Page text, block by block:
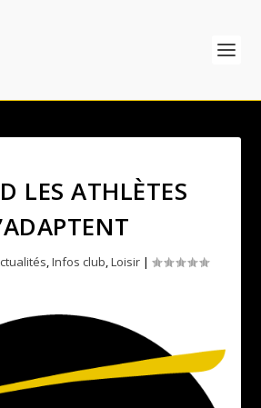
LES ATHLÈTES
,Infos club,Loisir |